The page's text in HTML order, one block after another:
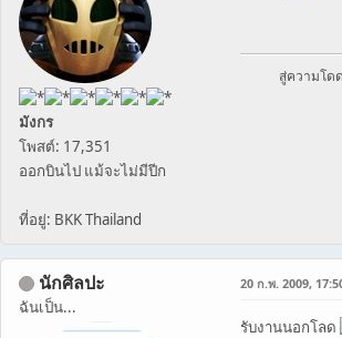
มังกร
โพสต์: 17,351
ออกบินไป แม้จะไม่มีปีก
ที่อยู่: BKK Thailand
สู่ความโด
นักศิลปะ
ฉันเป็น...
20 ก.พ. 2009,
รับงานนอกโลด